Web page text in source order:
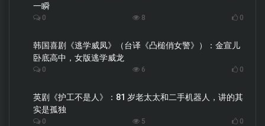
一瞬
0 8 0
韩国喜剧《逃学威凤》（台译《凸槌俏女警》）：金宣儿
卧底高中，女版逃学威龙
0 6 0
英剧《护工不是人》：81 岁老太太和二手机器人，讲的其
实是孤独
0 5 0